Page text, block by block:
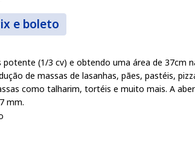
e boleto
(1/3 cv) e obtendo uma área de 37cm
de massas de lasanhas, pães, pastéis,
como talharim, tortéis e muito mais. A
mm.